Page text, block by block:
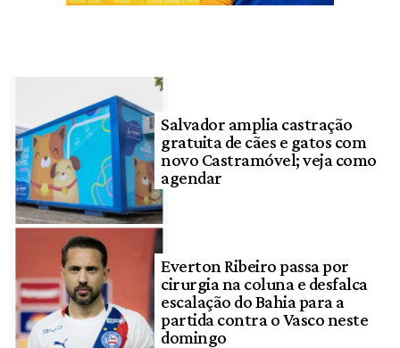
Salvador amplia castração
gratuita de cães e gatos com
novo Castramóvel; veja como
agendar
Everton Ribeiro passa por
cirurgia na coluna e desfalca
escalação do Bahia para a
partida contra o Vasco neste
domingo